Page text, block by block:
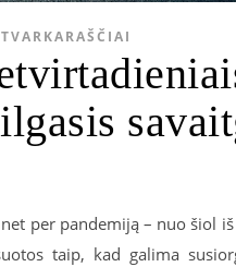
per pandemiją – nuo šiol
taip, kad galima